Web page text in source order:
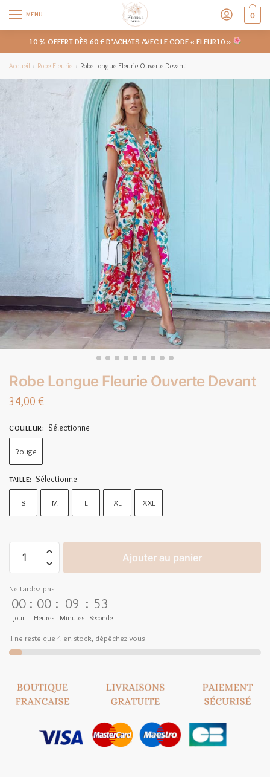
MENU 0
10 % OFFERT DÈS 60 € D’ACHATS AVEC LE CODE « FLEUR10 »
Accueil / Robe Fleurie / Robe Longue Fleurie Ouverte Devant
Robe Longue Fleurie Ouverte Devant
34,00 €
COULEUR: Sélectionne
Rouge
TAILLE: Sélectionne
S M L XL XXL
Ajouter au panier
Ne tardez pas
00
Jour
: 00
Heures
: 09
Minutes
: 53
Seconde
Il ne reste que 4 en stock, dépêchez vous